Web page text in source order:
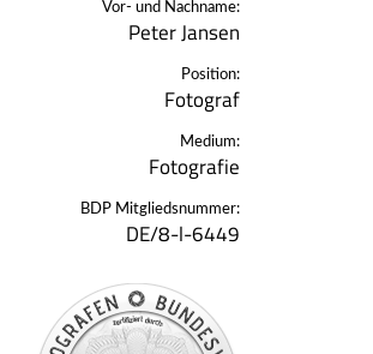
Vor- und Nachname:
Peter Jansen
Position:
Fotograf
Medium:
Fotografie
BDP Mitgliedsnummer:
DE/8-l-6449